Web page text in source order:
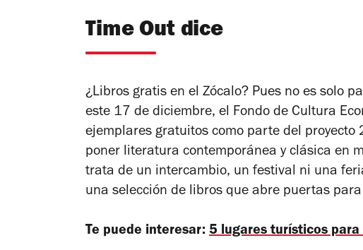
Time Out dice
¿Libros gratis en el Zócalo? Pues no es solo
este 17 de diciembre, el Fondo de Cultura
ejemplares gratuitos como parte del
poner literatura contemporánea y clásica en
trata de un intercambio, un festival ni una
una selección de libros que abre puertas
Te puede interesar: 5 lugares turísticos